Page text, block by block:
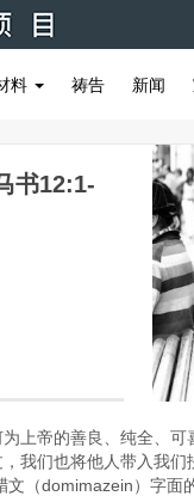
料 祷告 新闻
书12:1-
上帝的善良、纯全、可
我们也将他人带入我们
文（domimazein）字面